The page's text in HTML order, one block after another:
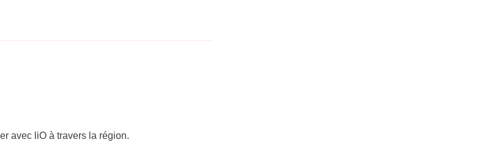
avec liO à travers la région.